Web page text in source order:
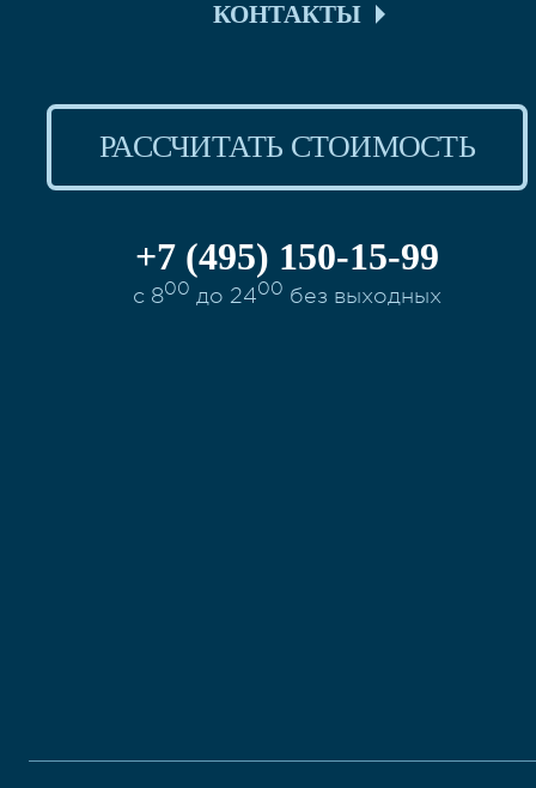
КОНТАКТЫ
РАССЧИТАТЬ СТОИМОСТЬ
+7 (495) 150-15-99
с 800 до 2400 без выходных